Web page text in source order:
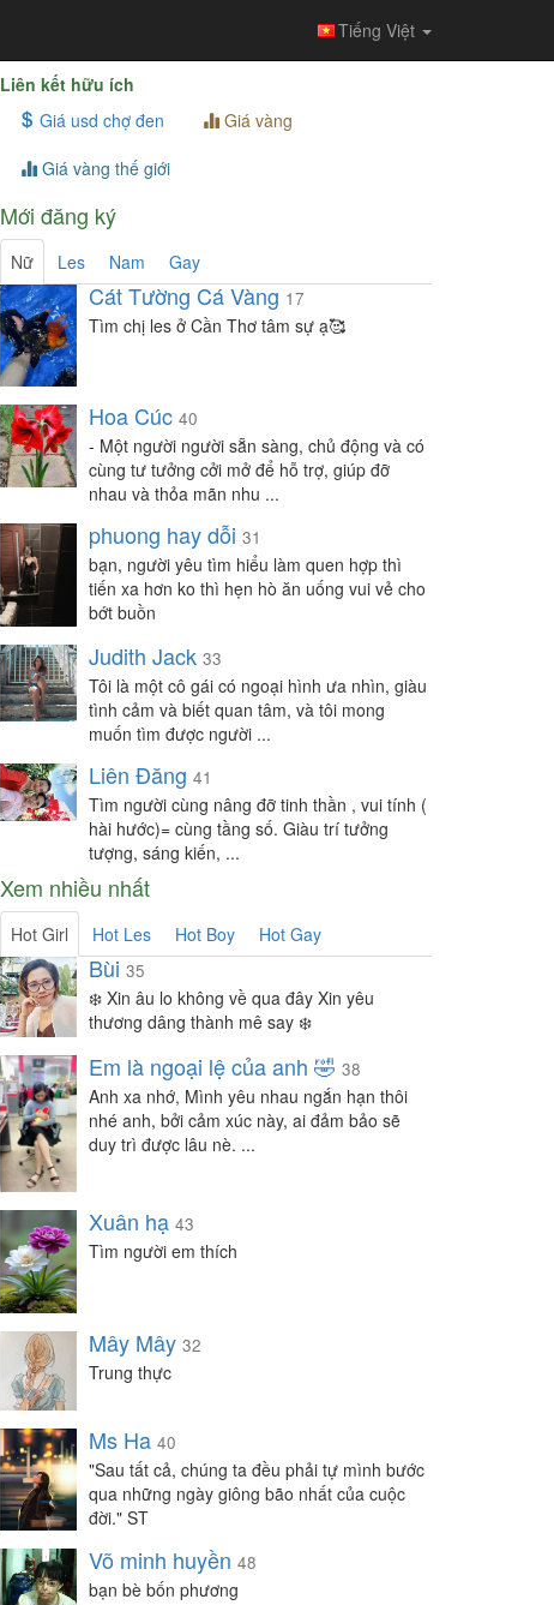
Tiếng Việt
Liên kết hữu ích
Giá usd chợ đen
Giá vàng
Giá vàng thế giới
Mới đăng ký
Nữ Les Nam Gay
Cát Tường Cá Vàng 17
Tìm chị les ở Cần Thơ tâm sự ạ🥰
Hoa Cúc 40
- Một người người sẵn sàng, chủ động và có
cùng tư tưởng cởi mở để hỗ trợ, giúp đỡ
nhau và thỏa mãn nhu ...
phuong hay dỗi 31
bạn, người yêu tìm hiểu làm quen hợp thì
tiến xa hơn ko thì hẹn hò ăn uống vui vẻ cho
bớt buồn
Judith Jack 33
Tôi là một cô gái có ngoại hình ưa nhìn, giàu
tình cảm và biết quan tâm, và tôi mong
muốn tìm được người ...
Liên Đăng 41
Tìm người cùng nâng đỡ tinh thần , vui tính (
hài hước)= cùng tầng số. Giàu trí tưởng
tượng, sáng kiến, ...
Xem nhiều nhất
Hot Girl Hot Les Hot Boy Hot Gay
Bùi 35
❄️ Xin âu lo không về qua đây Xin yêu
thương dâng thành mê say ❄️
Em là ngoại lệ của anh 🤣 38
Anh xa nhớ, Mình yêu nhau ngắn hạn thôi
nhé anh, bởi cảm xúc này, ai đảm bảo sẽ
duy trì được lâu nè. ...
Xuân hạ 43
Tìm người em thích
Mây Mây 32
Trung thực
Ms Ha 40
"Sau tất cả, chúng ta đều phải tự mình bước
qua những ngày giông bão nhất của cuộc
đời." ST
Võ minh huyền 48
bạn bè bốn phương